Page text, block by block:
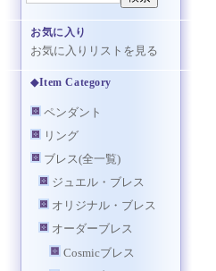
お気に入り
お気に入りリストを見る
◆Item Category
ペンダント
リング
ブレス(全一覧)
ジュエル・ブレス
オリジナル・ブレス
オーダーブレス
Cosmicブレス